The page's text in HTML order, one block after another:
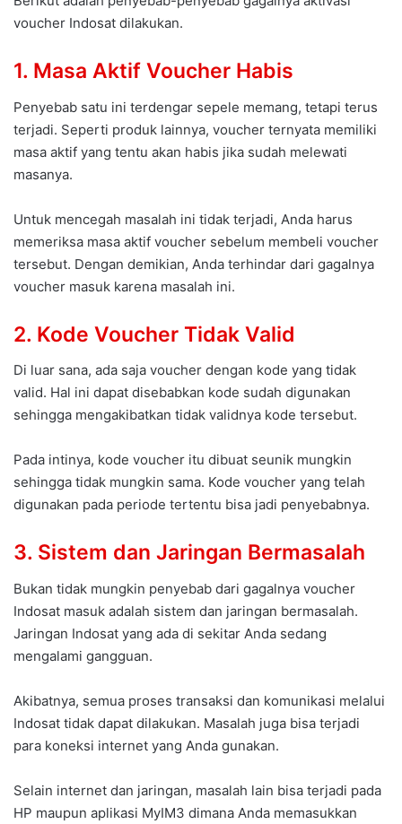
voucher Indosat dilakukan.
1. Masa Aktif Voucher Habis
Penyebab satu ini terdengar sepele memang, tetapi terus
terjadi. Seperti produk lainnya, voucher ternyata memiliki
masa aktif yang tentu akan habis jika sudah melewati
masanya.
Untuk mencegah masalah ini tidak terjadi, Anda harus
memeriksa masa aktif voucher sebelum membeli voucher
tersebut. Dengan demikian, Anda terhindar dari gagalnya
voucher masuk karena masalah ini.
2. Kode Voucher Tidak Valid
Di luar sana, ada saja voucher dengan kode yang tidak
valid. Hal ini dapat disebabkan kode sudah digunakan
sehingga mengakibatkan tidak validnya kode tersebut.
Pada intinya, kode voucher itu dibuat seunik mungkin
sehingga tidak mungkin sama. Kode voucher yang telah
digunakan pada periode tertentu bisa jadi penyebabnya.
3. Sistem dan Jaringan Bermasalah
Bukan tidak mungkin penyebab dari gagalnya voucher
Indosat masuk adalah sistem dan jaringan bermasalah.
Jaringan Indosat yang ada di sekitar Anda sedang
mengalami gangguan.
Akibatnya, semua proses transaksi dan komunikasi melalui
Indosat tidak dapat dilakukan. Masalah juga bisa terjadi
para koneksi internet yang Anda gunakan.
Selain internet dan jaringan, masalah lain bisa terjadi pada
HP maupun aplikasi MyIM3 dimana Anda memasukkan